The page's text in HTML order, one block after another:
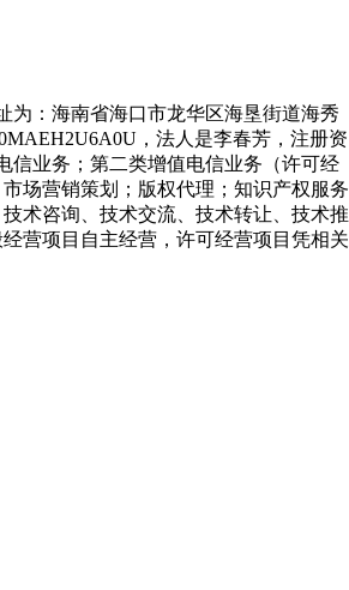
为：海南省海口市龙华区海垦街道海秀
，法人是李春芳，注册资
信业务；第二类增值电信业务（许可经
场营销策划；版权代理；知识产权服务
术咨询、技术交流、技术转让、技术推
营项目自主经营，许可经营项目凭相关